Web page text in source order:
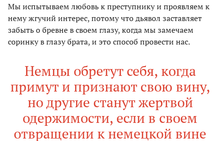
Мы испытываем любовь к преступнику и проявляем к
нему жгучий интерес, потому что дьявол заставляет
забыть о бревне в своем глазу, когда мы замечаем
соринку в глазу брата, и это способ провести нас.
Немцы обретут себя, когда
примут и признают свою вину,
но другие станут жертвой
одержимости, если в своем
отвращении к немецкой вине